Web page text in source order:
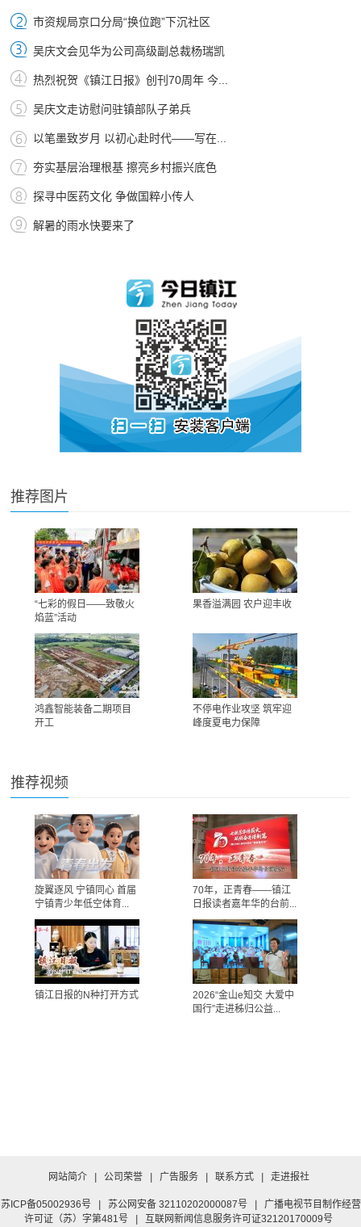
市资规局京口分局“换位跑”下沉社区
吴庆文会见华为公司高级副总裁杨瑞凯
热烈祝贺《镇江日报》创刊70周年 今...
吴庆文走访慰问驻镇部队子弟兵
以笔墨致岁月 以初心赴时代——写在...
夯实基层治理根基 擦亮乡村振兴底色
探寻中医药文化 争做国粹小传人
解暑的雨水快要来了
推荐图片
“七彩的假日——致敬火
焰蓝”活动
果香溢满园 农户迎丰收
鸿鑫智能装备二期项目
开工
不停电作业攻坚 筑牢迎
峰度夏电力保障
推荐视频
旋翼逐风 宁镇同心 首届
宁镇青少年低空体育...
70年，正青春——镇江
日报读者嘉年华的台前...
镇江日报的N种打开方式
2026“金山e知交 大爱中
国行”走进秭归公益...
网站简介 公司荣誉 广告服务 联系方式 走进报社
苏ICP备05002936号 苏公网安备 32110202000087号
广播电视节目制作经营
许可证（苏）字第481号
互联网新闻信息服务许可证32120170009号